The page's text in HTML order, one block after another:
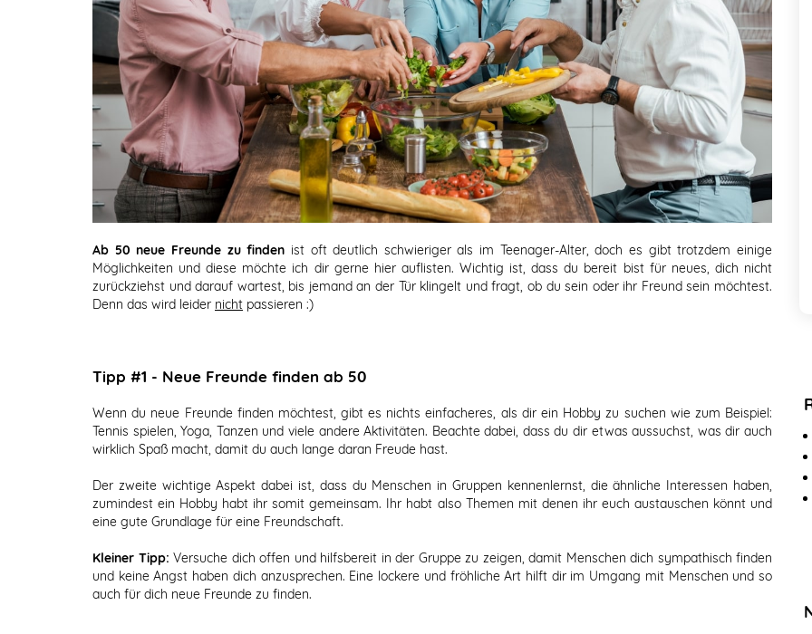
Ab 50 neue Freunde zu finden ist oft deutlich schwieriger als im Teenager-Alter, doch es gibt trotzdem einige
Möglichkeiten und diese möchte ich dir gerne hier auflisten. Wichtig ist, dass du bereit bist für neues, dich nicht
zurückziehst und darauf wartest, bis jemand an der Tür klingelt und fragt, ob du sein oder ihr Freund sein möchtest.
Denn das wird leider nicht passieren :)
Tipp #1 - Neue Freunde finden ab 50
Wenn du neue Freunde finden möchtest, gibt es nichts einfacheres, als dir ein Hobby zu suchen wie zum Beispiel:
Tennis spielen, Yoga, Tanzen und viele andere Aktivitäten. Beachte dabei, dass du dir etwas aussuchst, was dir auch
wirklich Spaß macht, damit du auch lange daran Freude hast.
Der zweite wichtige Aspekt dabei ist, dass du Menschen in Gruppen kennenlernst, die ähnliche Interessen haben,
zumindest ein Hobby habt ihr somit gemeinsam. Ihr habt also Themen mit denen ihr euch austauschen könnt und
eine gute Grundlage für eine Freundschaft.
Kleiner Tipp: Versuche dich offen und hilfsbereit in der Gruppe zu zeigen, damit Menschen dich sympathisch finden
und keine Angst haben dich anzusprechen. Eine lockere und fröhliche Art hilft dir im Umgang mit Menschen und so
auch für dich neue Freunde zu finden.